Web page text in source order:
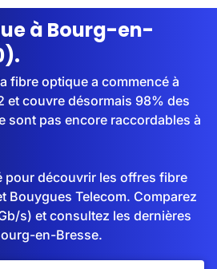
à Bourg-en-
fibre optique a commencé à
et couvre désormais 98% des
sont pas encore raccordables à
pour découvrir les offres fibre
Bouygues Telecom. Comparez
s) et consultez les dernières
en-Bresse.